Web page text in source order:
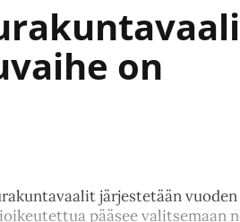
on
järjestetään vuoden
pääsee valitsemaan